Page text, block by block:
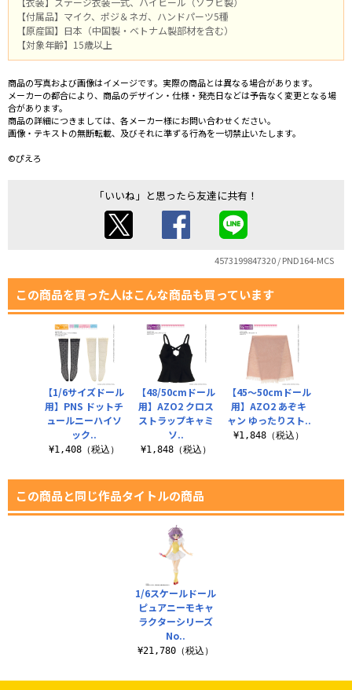
【付属品】マイク、ポジ＆ネガ、ハンドパーツ5種
【原産国】日本（中国製・ベトナム製部材を含む）
【対象年齢】15歳以上
商品の写真および画像はイメージです。実際の商品とは異なる場合があります。
メーカーの都合により、商品のデザイン・仕様・発売日などは予告なく変更となる場
合があります。
商品の詳細につきましては、各メーカー様にお問い合わせください。
画像・テキストの無断転載、及びそれに準ずる行為を一切禁止いたします。
©ぴえろ
「いいね」と思ったら友達に共有！
4573199847320 / PND164-MCS
この商品を買った人はこんな商品も買っています
【48/50cmドール
用】AZO2 クロス
ストラップキャミ
ソ..
¥1,848（税込）
【45～50cmドール
用】AZO2 あぞキ
ャン ゆったりスト..
¥1,848（税込）
【1/6サイズドール
用】PNS ドットチ
ュールニーハイソ
ック..
¥1,408（税込）
この商品と同じ作品タイトルの商品
1/6スケールドール
ピュアニーモキャ
ラクターシリーズ
No..
¥21,780（税込）